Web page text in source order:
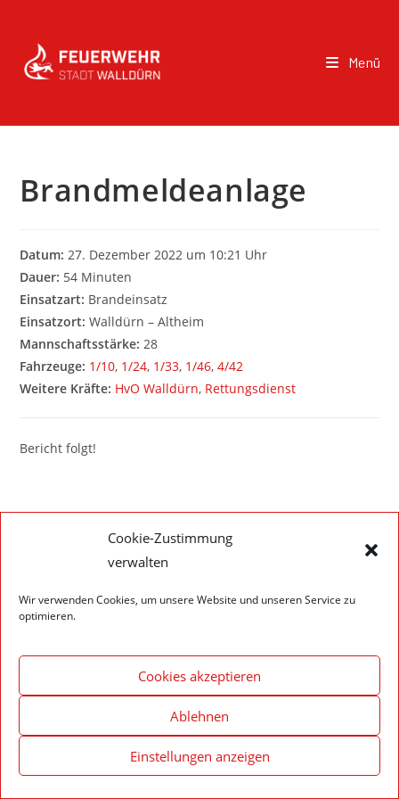
Cookie-Zustimmung
verwalten
Wir verwenden Cookies, um unsere Website und unseren Service zu
optimieren.
Cookies akzeptieren
Ablehnen
Einstellungen anzeigen
Menü
Brandmeldeanlage
Datum: 27. Dezember 2022 um 10:21 Uhr
Dauer: 54 Minuten
Einsatzart: Brandeinsatz
Einsatzort: Walldürn – Altheim
Mannschaftsstärke: 28
Fahrzeuge: 1/10, 1/24, 1/33, 1/46,4/42
Weitere Kräfte: HvO Walldürn, Rettungsdienst
Bericht folgt!
Impressum – Datenschutzerklärung